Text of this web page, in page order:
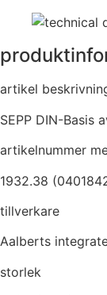
artikel
SEPP DIN-Basis
artikelnummer
1932.38
tillverkare
Aalberts
storlek